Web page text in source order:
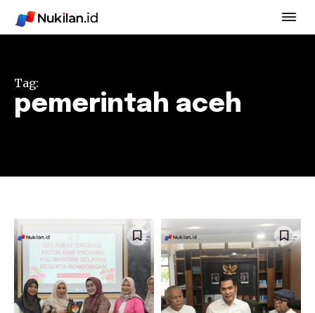
Tag:
pemerintah aceh